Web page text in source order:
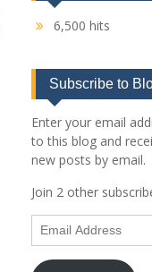
6,500 hits
Subscribe to
Enter your email
to this blog and
new posts by email.
Join 2 other
Email
Address